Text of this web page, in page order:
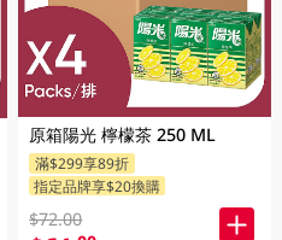
原箱陽光 檸檬茶 250 ML
滿$299享89折
指定品牌享$20換購
$72.00